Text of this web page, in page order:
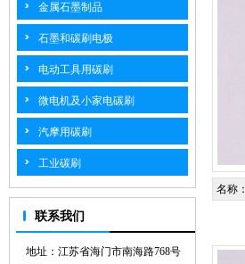
金属石墨制品
石墨和碳刷电极
电动工具用碳刷
微电机及小家电碳刷
汽摩用碳刷
工业碳刷
联系我们
地址：江苏省海门市南海路768号
名称：